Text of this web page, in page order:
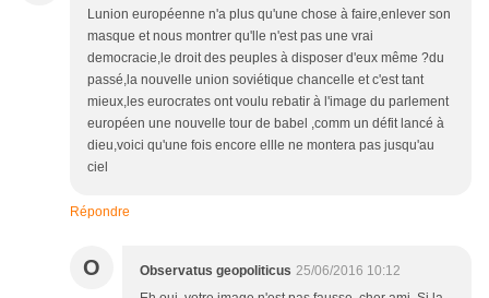
Lunion européenne n'a plus qu'une chose à faire,enlever son
masque et nous montrer qu'lle n'est pas une vrai
democracie,le droit des peuples à disposer d'eux même ?du
passé,la nouvelle union soviétique chancelle et c'est tant
mieux,les eurocrates ont voulu rebatir à l'image du parlement
européen une nouvelle tour de babel ,comm un défit lancé à
dieu,voici qu'une fois encore ellle ne montera pas jusqu'au
ciel
Répondre
O Observatus geopoliticus 25/06/2016 10:12